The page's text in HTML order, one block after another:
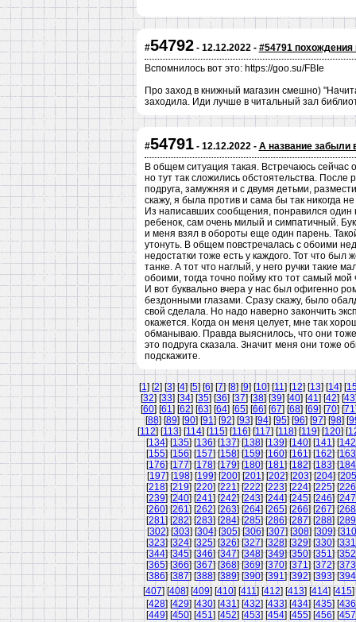
#54792- 12.12.2022 - #54791 похождения
Вспомнилось вот это: https://goo.su/FBIe
Про заход в книжный магазин смешно)
заходила. Иди лучше в читальный зал
#54791- 12.12.2022 - А название забыли
В общем ситуация такая. Встречаюсь
но тут так сложились обстоятельства.
подруга, замужняя и с двумя детьми,
скажу, я была против и сама бы так никогда
Из написавших сообщения, понравился один
ребенок, сам очень милый и симпатичный.
и меня взял в обороты еще один парень.
утонуть. В общем повстречалась с обоими
недостатки тоже есть у каждого. Тот что был
танке. А тот что наглый, у него ручки такие
обоими, тогда точно пойму кто тот самый мой
И вот буквально вчера у нас был офигенно
бездонными глазами. Сразу скажу, было
свой сделала. Но надо наверно закончить
окажется. Когда он меня целует, мне так
обманываю. Правда выяснилось, что они
это подруга сказала. Значит меня они тоже
подскажите.
[1] [2] [3] [4] [5] [6] [7] [8] [9] [10] [11] [12] [13] [14] [
[32] [33] [34] [35] [36] [37] [38] [39] [40] [41] [42] [43
[60] [61] [62] [63] [64] [65] [66] [67] [68] [69] [70] [71
[88] [89] [90] [91] [92] [93] [94] [95] [96] [97] [98] [
[112] [113] [114] [115] [116] [117] [118] [119] [120] [
[134] [135] [136] [137] [138] [139] [140] [141] [142
[155] [156] [157] [158] [159] [160] [161] [162] [163
[176] [177] [178] [179] [180] [181] [182] [183] [184
[197] [198] [199] [200] [201] [202] [203] [204] [205
[218] [219] [220] [221] [222] [223] [224] [225] [226
[239] [240] [241] [242] [243] [244] [245] [246] [247
[260] [261] [262] [263] [264] [265] [266] [267] [268
[281] [282] [283] [284] [285] [286] [287] [288] [289
[302] [303] [304] [305] [306] [307] [308] [309] [310
[323] [324] [325] [326] [327] [328] [329] [330] [331
[344] [345] [346] [347] [348] [349] [350] [351] [352
[365] [366] [367] [368] [369] [370] [371] [372] [373
[386] [387] [388] [389] [390] [391] [392] [393] [394
[407] [408] [409] [410] [411] [412] [413] [414] [415]
[428] [429] [430] [431] [432] [433] [434] [435] [436
[449] [450] [451] [452] [453] [454] [455] [456] [457